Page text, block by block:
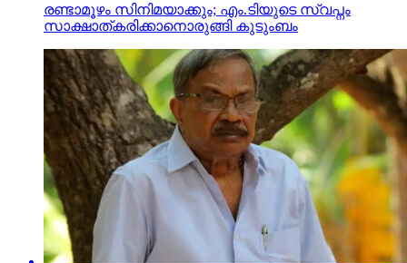
രണ്ടാമൂഴം സിനിമയാക്കും; എം.ടിയുടെ സ്വപ്നം
സാക്ഷാത്കരിക്കാനൊരുങ്ങി കുടുംബം